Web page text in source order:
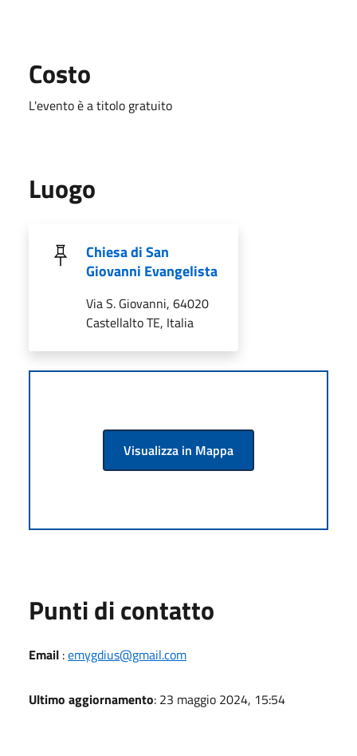
Costo
L'evento è a titolo gratuito
Luogo
Chiesa di San
Giovanni Evangelista
Via S. Giovanni, 64020
Castellalto TE, Italia
Visualizza in Mappa
Punti di contatto
Email :emygdius@gmail.com
Ultimo aggiornamento: 23 maggio 2024, 15:54